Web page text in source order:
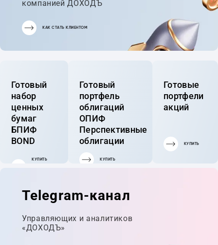
компанией ДОХОДЪ
КАК СТАТЬ КЛИЕНТОМ
Готовый
набор
ценных
бумаг
БПИФ
BOND
КУПИТЬ
Готовый
портфель
облигаций
ОПИФ
Перспективные
облигации
КУПИТЬ
Готовые
портфели
акций
КУПИТЬ
Telegram-канал
Управляющих и аналитиков
«ДОХОДЪ»